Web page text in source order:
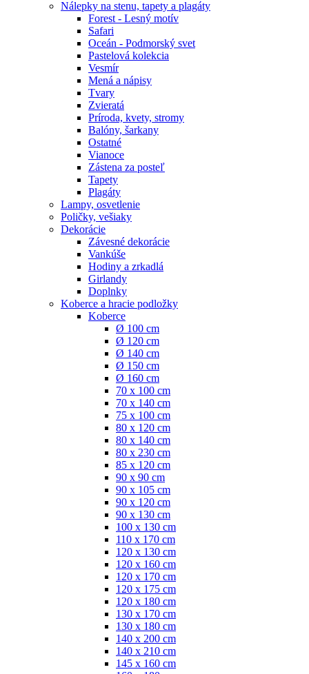
Nálepky na stenu, tapety a plagáty
Forest - Lesný motív
Safari
Oceán - Podmorský svet
Pastelová kolekcia
Vesmír
Mená a nápisy
Tvary
Zvieratá
Príroda, kvety, stromy
Balóny, šarkany
Ostatné
Vianoce
Zástena za posteľ
Tapety
Plagáty
Lampy, osvetlenie
Poličky, vešiaky
Dekorácie
Závesné dekorácie
Vankúše
Hodiny a zrkadlá
Girlandy
Doplnky
Koberce a hracie podložky
Koberce
Ø 100 cm
Ø 120 cm
Ø 140 cm
Ø 150 cm
Ø 160 cm
70 x 100 cm
70 x 140 cm
75 x 100 cm
80 x 120 cm
80 x 140 cm
80 x 230 cm
85 x 120 cm
90 x 90 cm
90 x 105 cm
90 x 120 cm
90 x 130 cm
100 x 130 cm
110 x 170 cm
120 x 130 cm
120 x 160 cm
120 x 170 cm
120 x 175 cm
120 x 180 cm
130 x 170 cm
130 x 180 cm
140 x 200 cm
140 x 210 cm
145 x 160 cm